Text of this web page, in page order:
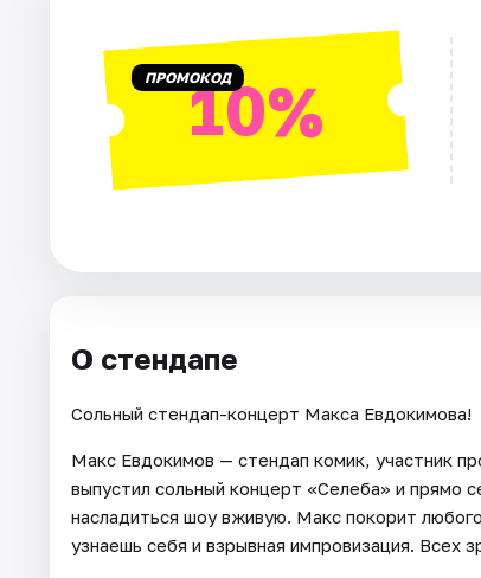
Артисты
Рейтинги
ПРОМОКОД10%
О стендапе
Сольный стендап-концерт Макса Евдокимова!
Макс Евдокимов — стендап комик, участник
выпустил сольный концерт «Селеба» и прямо
насладиться шоу вживую. Макс покорит
узнаешь себя и взрывная импровизация. Всех